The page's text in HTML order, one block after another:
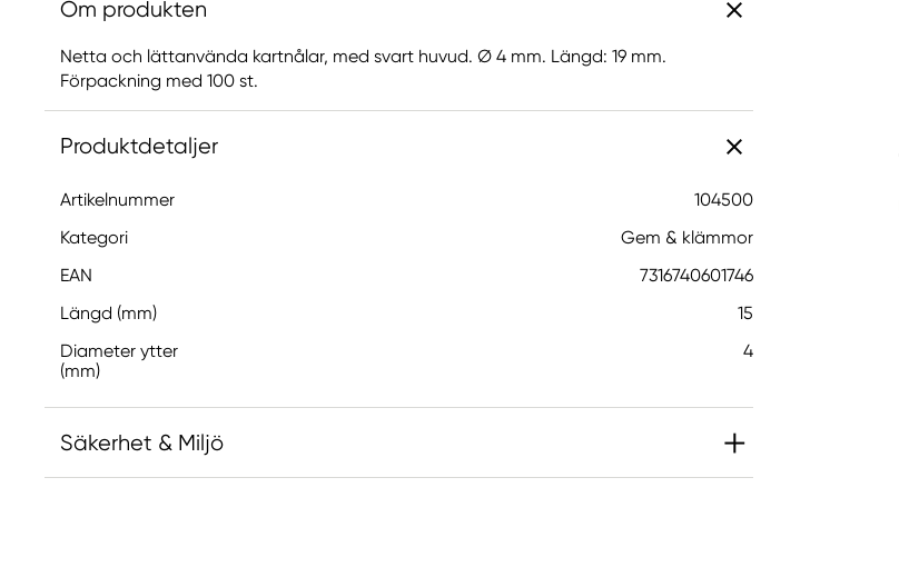
Om produkten
Netta och lättanvända kartnålar, med svart huvud. Ø 4 mm. Längd: 19 mm.
Förpackning med 100 st.
Produktdetaljer
Artikelnummer
104500
Kategori
Gem & klämmor
EAN
7316740601746
Längd (mm)
15
Diameter ytter
(mm)
4
Säkerhet & Miljö